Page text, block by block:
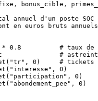
bonus_cible,
annuel d'un poste SOC
en euros bruts
* 0.8
# taux de
#
"tr" , 0 ) # tickets
"interesse" , 0 )
"participation" , 0 )
"abondement_pee" , 0 )